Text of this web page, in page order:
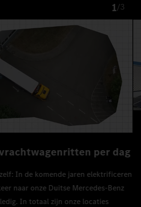
1/3
per dag
In de komende jaren elektrificeren
naar onze Duitse Mercedes-Benz
In totaal zijn onze locaties